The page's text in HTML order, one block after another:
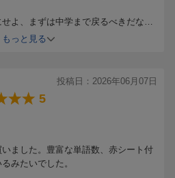
よ、まずは中学まで戻るべきだなと
かり分からないので、単語も中学まで
（オバマさんは中学までの英語が7
いう本を見たので）
もっと見る
投稿日：2026年06月07日
5
ました。豊富な単語数、赤シート付
みたいでした。